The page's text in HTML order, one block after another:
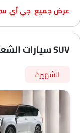
جي أي
SUV سيارات الشعبية
الشهيرة